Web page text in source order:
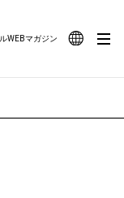
WEBマガジン